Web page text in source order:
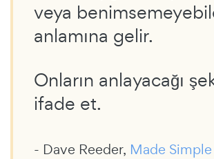
veya
anlamına gelir.
Onların anlayacağı
ifade et.
- Dave Reeder, Made